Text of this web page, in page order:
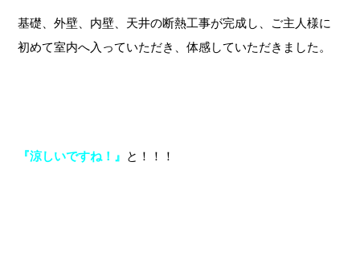
基礎、外壁、内壁、天井の断熱工事が完成し、ご主人様に
初めて室内へ入っていただき、体感していただきました。
『涼しいですね！』 と！！！